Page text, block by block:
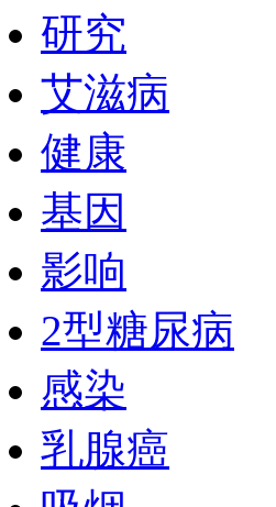
研究
艾滋病
健康
基因
影响
2型糖尿病
感染
乳腺癌